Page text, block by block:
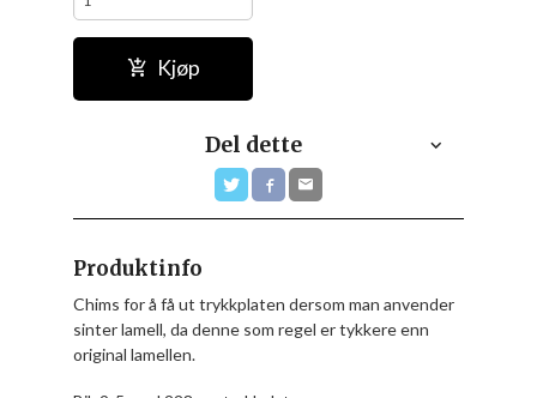
Kjøp
Del dette
Produktinfo
Chims for å få ut trykkplaten dersom man anvender
sinter lamell, da denne som regel er tykkere enn
original lamellen.